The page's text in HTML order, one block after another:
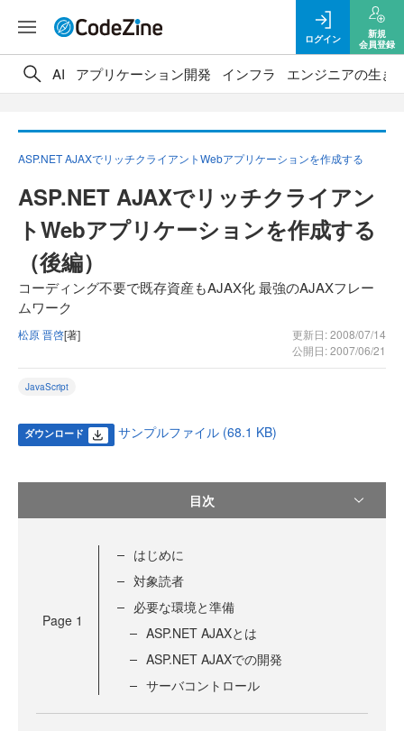
ログイン
新規
会員登録
AI アプリケーション開発 インフラ エンジニアの生き
ASP.NET AJAXでリッチクライアントWebアプリケーションを作成する
ASP.NET AJAXでリッチクライアン
トWebアプリケーションを作成する
（後編）
コーディング不要で既存資産もAJAX化 最強のAJAXフレー
ムワーク
松原 晋啓[著]
更新日: 2008/07/14
公開日: 2007/06/21
JavaScript
ダウンロード サンプルファイル (68.1 KB)
目次
Page 1
はじめに
対象読者
必要な環境と準備
ASP.NET AJAXとは
ASP.NET AJAXでの開発
サーバコントロール